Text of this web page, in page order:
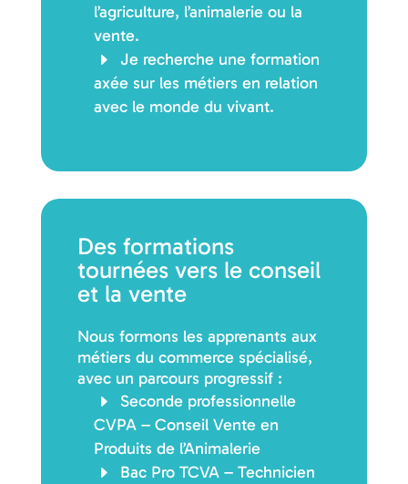
l’agriculture, l’animalerie ou la
vente.
Je recherche une formation
axée sur les métiers en relation
avec le monde du vivant.
Des formations
tournées vers le conseil
et la vente
Nous formons les apprenants aux
métiers du commerce spécialisé,
avec un parcours progressif :
Seconde professionnelle
CVPA – Conseil Vente en
Produits de l’Animalerie
Bac Pro TCVA – Technicien